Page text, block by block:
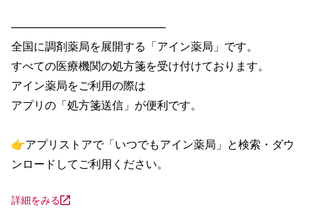
────────────────────
全国に調剤薬局を展開する「アイン薬局」です。
すべての医療機関の処方箋を受け付けております。
アイン薬局をご利用の際は
アプリの「処方箋送信」が便利です。
👉アプリストアで「いつでもアイン薬局」と検索・ダウ
ンロードしてご利用ください。
詳細をみる